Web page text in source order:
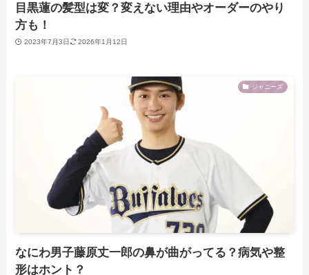
目黒蓮の髪型は変？変えない理由やオーダーのやり
方も！
2023年7月3日 2026年1月12日
ジャニーズ
なにわ男子藤原丈一郎の鼻が曲がってる？病気や整
形はホント？